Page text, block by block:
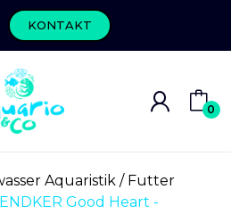
KONTAKT
0
Aquaristik
Futter
Good Heart -